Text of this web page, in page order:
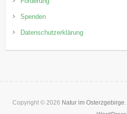
Spenden
Datenschutzerklärung
Copyright © 2026 Natur im Osterzgebirge